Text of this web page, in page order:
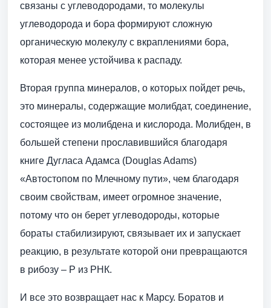
связаны с углеводородами, то молекулы
углеводорода и бора формируют сложную
органическую молекулу с вкраплениями бора,
которая менее устойчива к распаду.
Вторая группа минералов, о которых пойдет речь,
это минералы, содержащие молибдат, соединение,
состоящее из молибдена и кислорода. Молибден, в
большей степени прославившийся благодаря
книге Дугласа Адамса (Douglas Adams)
«Автостопом по Млечному пути», чем благодаря
своим свойствам, имеет огромное значение,
потому что он берет углеводороды, которые
бораты стабилизируют, связывает их и запускает
реакцию, в результате которой они превращаются
в рибозу – Р из РНК.
И все это возвращает нас к Марсу. Боратов и